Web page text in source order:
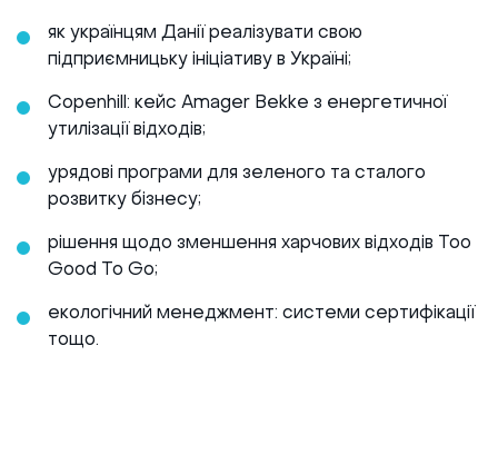
як українцям Данії реалізувати свою
підприємницьку ініціативу в Україні;
Copenhill: кейс Amager Bekke з енергетичної
утилізації відходів;
урядові програми для зеленого та сталого
розвитку бізнесу;
рішення щодо зменшення харчових відходів Too
Good To Go;
екологічний менеджмент: системи сертифікації
тощо.